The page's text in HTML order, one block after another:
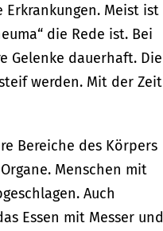
Meist ist
die Rede ist. Bei
Gelenke dauerhaft. Die
werden. Mit der Zeit
Bereiche des Körpers
Menschen mit
Auch
Essen mit Messer und